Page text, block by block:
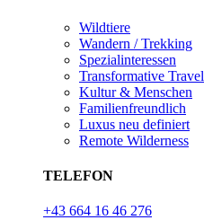
Wildtiere
Wandern / Trekking
Spezialinteressen
Transformative Travel
Kultur & Menschen
Familienfreundlich
Luxus neu definiert
Remote Wilderness
TELEFON
+43 664 16 46 276